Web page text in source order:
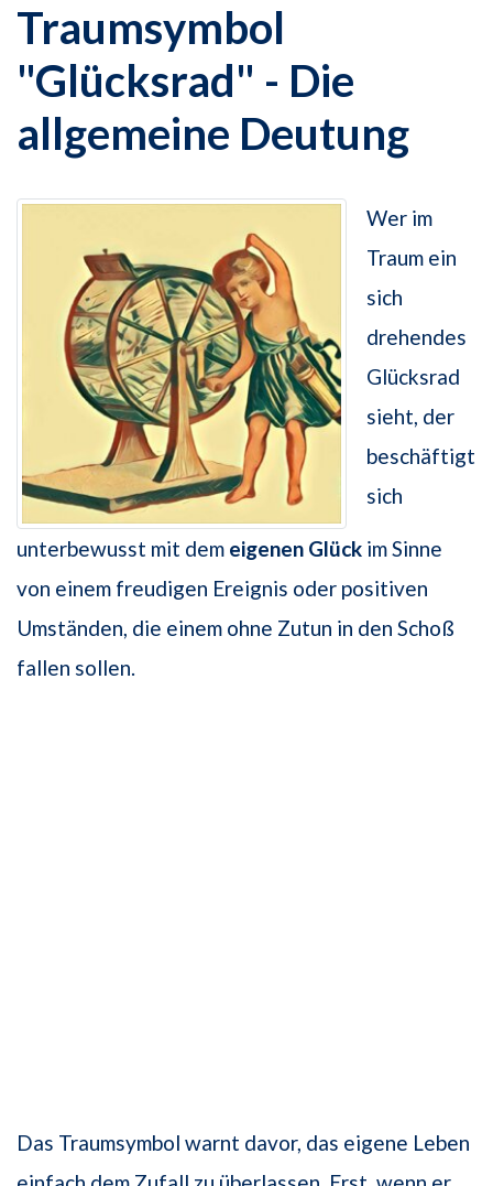
Traumsymbol
"Glücksrad" - Die
allgemeine Deutung
Wer im
Traum ein
sich
drehendes
Glücksrad
sieht, der
beschäftigt
sich
unterbewusst mit dem eigenen Glück im Sinne
von einem freudigen Ereignis oder positiven
Umständen, die einem ohne Zutun in den Schoß
fallen sollen.
Das Traumsymbol warnt davor, das eigene Leben